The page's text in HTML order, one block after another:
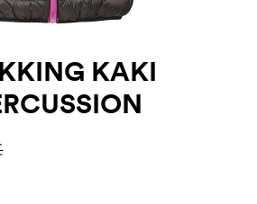
KAKI